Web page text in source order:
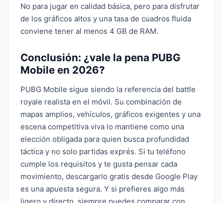
No para jugar en calidad básica, pero para disfrutar
de los gráficos altos y una tasa de cuadros fluida
conviene tener al menos 4 GB de RAM.
Conclusión: ¿vale la pena PUBG
Mobile en 2026?
PUBG Mobile sigue siendo la referencia del battle
royale realista en el móvil. Su combinación de
mapas amplios, vehículos, gráficos exigentes y una
escena competitiva viva lo mantiene como una
elección obligada para quien busca profundidad
táctica y no solo partidas exprés. Si tu teléfono
cumple los requisitos y te gusta pensar cada
movimiento, descargarlo gratis desde Google Play
es una apuesta segura. Y si prefieres algo más